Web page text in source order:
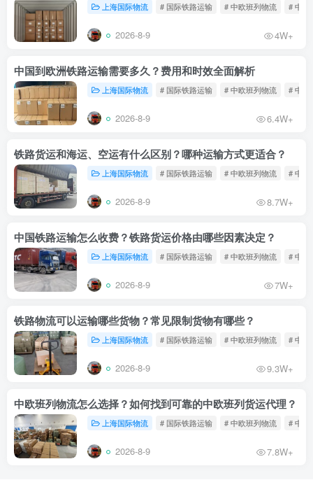
上海国际物流 # 国际铁路运输 # 中欧班列物流 # 中欧
2026-8-9 4W+
中国到欧洲铁路运输需要多久？费用和时效全面解析
上海国际物流 # 国际铁路运输 # 中欧班列物流 # 中欧
2026-8-9 6.4W+
铁路货运和海运、空运有什么区别？哪种运输方式更适合？
上海国际物流 # 国际铁路运输 # 中欧班列物流 # 中欧
2026-8-9 8.7W+
中国铁路运输怎么收费？铁路货运价格由哪些因素决定？
上海国际物流 # 国际铁路运输 # 中欧班列物流 # 中欧
2026-8-9 7W+
铁路物流可以运输哪些货物？常见限制货物有哪些？
上海国际物流 # 国际铁路运输 # 中欧班列物流 # 中欧
2026-8-9 9.3W+
中欧班列物流怎么选择？如何找到可靠的中欧班列货运代理？
上海国际物流 # 国际铁路运输 # 中欧班列物流 # 中欧
2026-8-9 7.8W+